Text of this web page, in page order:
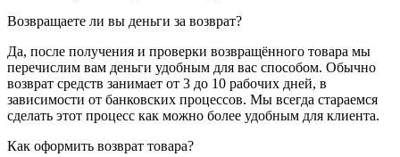
Возвращаете ли вы деньги за возврат?
Да, после получения и проверки возвращённого товара мы
перечислим вам деньги удобным для вас способом. Обычно
возврат средств занимает от 3 до 10 рабочих дней, в
зависимости от банковских процессов. Мы всегда стараемся
сделать этот процесс как можно более удобным для клиента.
Как оформить возврат товара?